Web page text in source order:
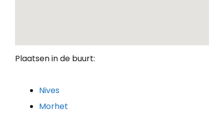
Plaatsen in de buurt:
Nives
Morhet